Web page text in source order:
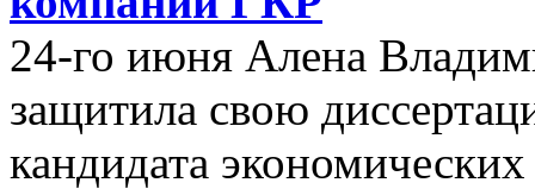
24-го июня Алена
защитила свою
кандидата